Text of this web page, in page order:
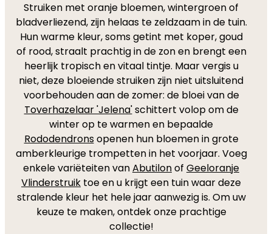
Struiken met oranje bloemen, wintergroen of
bladverliezend, zijn helaas te zeldzaam in de tuin.
Hun warme kleur, soms getint met koper, goud
of rood, straalt prachtig in de zon en brengt een
heerlijk tropisch en vitaal tintje. Maar vergis u
niet, deze bloeiende struiken zijn niet uitsluitend
voorbehouden aan de zomer: de bloei van de
Toverhazelaar 'Jelena'schittert volop om de
winter op te warmen en bepaalde
Rododendronsopenen hun bloemen in grote
amberkleurige trompetten in het voorjaar. Voeg
enkele variëteiten vanAbutilonof Geeloranje
Vlinderstruik toe en u krijgt een tuin waar deze
stralende kleur het hele jaar aanwezig is. Om uw
keuze te maken, ontdek onze prachtige
collectie!